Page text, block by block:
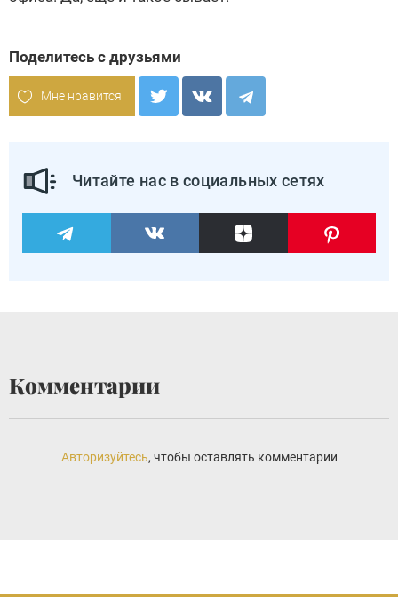
Поделитесь с друзьями
Мне нравится
Читайте нас в социальных сетях
Комментарии
Авторизуйтесь, чтобы оставлять комментарии